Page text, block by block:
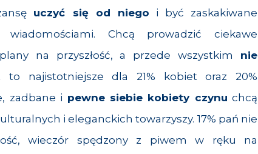
uczyć się od niego i być zaskakiwane
wiadomościami. Chcą prowadzić ciekawe
na przyszłość, a przede wszystkim nie
to najistotniejsze dla 21% kobiet oraz 20%
zadbane i pewne siebie kobiety czynu chcą
i eleganckich towarzyszy. 17% pań nie
wieczór spędzony z piwem w ręku na